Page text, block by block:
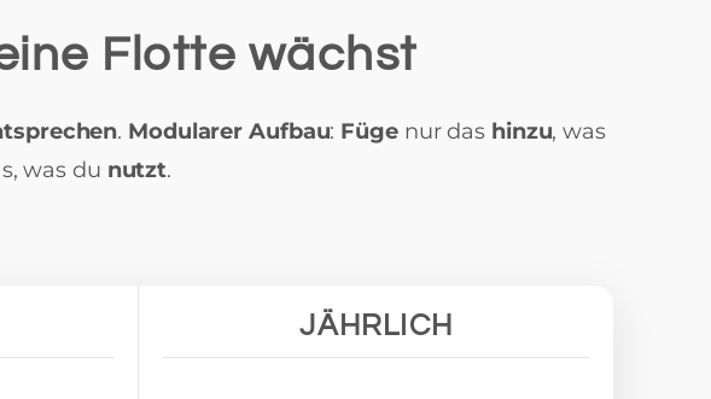
Flotte wächst
. Modularer Aufbau: Füge nur das hinzu, was
was du nutzt.
JÄHRLICH